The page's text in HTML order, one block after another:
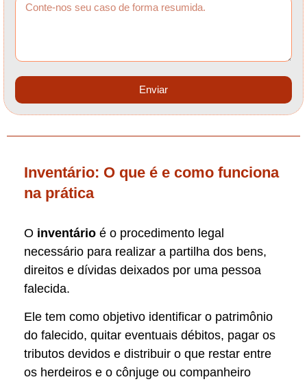
Enviar
Inventário: O que é e como funciona
na prática
O inventário é o procedimento legal
necessário para realizar a partilha dos bens,
direitos e dívidas deixados por uma pessoa
falecida.
Ele tem como objetivo identificar o patrimônio
do falecido, quitar eventuais débitos, pagar os
tributos devidos e distribuir o que restar entre
os herdeiros e o cônjuge ou companheiro